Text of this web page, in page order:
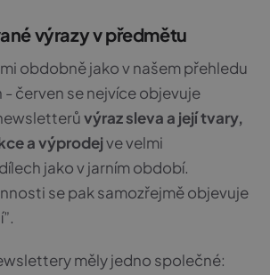
výrazy v předmětu
obdobně jako v našem přehledu
červen se nejvíce objevuje
výraz sleva a její tvary,
a výprodejve velmi
jako v jarním období.
se pak samozřejmě objevuje
měly jedno společné: